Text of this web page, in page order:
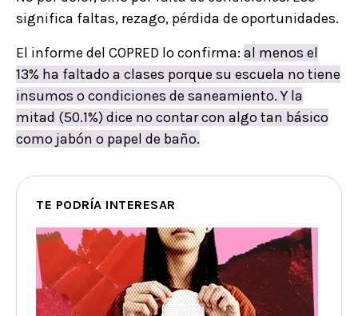
significa faltas, rezago, pérdida de oportunidades.
El informe del COPRED lo confirma: al menos el
13% ha faltado a clases porque su escuela no tiene
insumos o condiciones de saneamiento. Y la
mitad (50.1%) dice no contar con algo tan básico
como jabón o papel de baño.
TE PODRÍA INTERESAR